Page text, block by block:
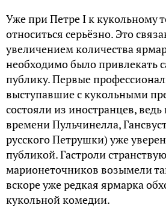
Уже при Петре I к кукольному
относиться серьёзно. Это
увеличением количества
необходимо было привлекать
публику. Первые
выступавшие с кукольными
состояли из иностранцев,
времени Пульчинелла,
русского Петрушки) уже
публикой. Гастроли
марионеточников возымели
вскоре уже редкая ярмарка
кукольной комедии.